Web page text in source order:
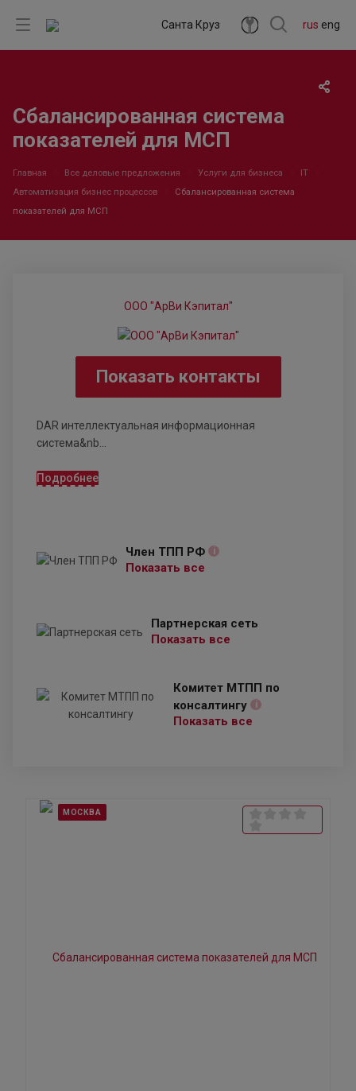
rus eng
Санта Круз
Сбалансированная система
показателей для МСП
Главная Все деловые предложения Услуги для бизнеса
IT
Автоматизация бизнес процессов
Сбалансированная система
показателей для МСП
ООО "АрВи Кэпитал"
Показать контакты
DAR интеллектуальная информационная
система&nb...
Подробнее
Член ТПП РФ i
Показать все
Партнерская сеть
Показать все
Комитет МТПП по
консалтингу
i
Показать все
МОСКВА